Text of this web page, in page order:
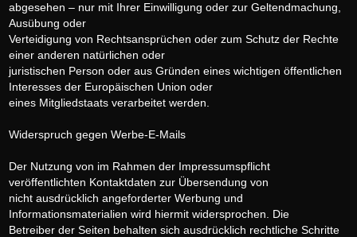
abgesehen – nur mit Ihrer Einwilligung oder zur Geltendmachung,
Ausübung oder
Verteidigung von Rechtsansprüchen oder zum Schutz der Rechte
einer anderen natürlichen oder
juristischen Person oder aus Gründen eines wichtigen öffentlichen
Interesses der Europäischen Union oder
eines Mitgliedstaats verarbeitet werden.
Widerspruch gegen Werbe-E-Mails
Der Nutzung von im Rahmen der Impressumspflicht
veröffentlichten Kontaktdaten zur Übersendung von
nicht ausdrücklich angeforderter Werbung und
Informationsmaterialien wird hiermit widersprochen. Die
Betreiber der Seiten behalten sich ausdrücklich rechtliche Schritte